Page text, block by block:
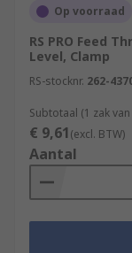
Op voorraad
RS PRO Feed
Level, Clamp
RS-stocknr. 262-
Subtotaal (1 zak
€ 9,61(excl. BTW)
Aantal